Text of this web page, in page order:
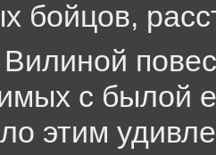
бойцов,
с былой
этим